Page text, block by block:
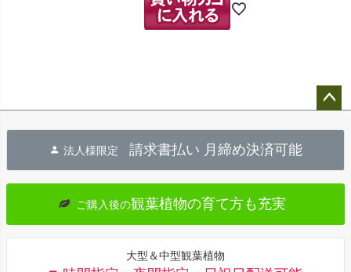
へ
法人様限定 請求書払い 月締め決済可能
ご購入後の観葉植物の育て方も充実
大型＆中型観葉植物